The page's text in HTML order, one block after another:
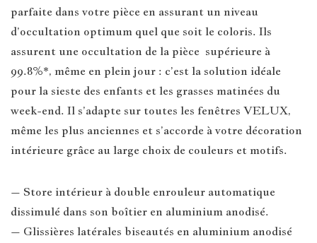
parfaite dans votre pièce en assurant un niveau
d’occultation optimum quel que soit le coloris. Ils
assurent une occultation de la pièce supérieure à
99.8%*, même en plein jour : c’est la solution idéale
pour la sieste des enfants et les grasses matinées du
week-end. Il s’adapte sur toutes les fenêtres VELUX,
même les plus anciennes et s’accorde à votre décoration
intérieure grâce au large choix de couleurs et motifs.
– Store intérieur à double enrouleur automatique
dissimulé dans son boîtier en aluminium anodisé.
– Glissières latérales biseautés en aluminium anodisé